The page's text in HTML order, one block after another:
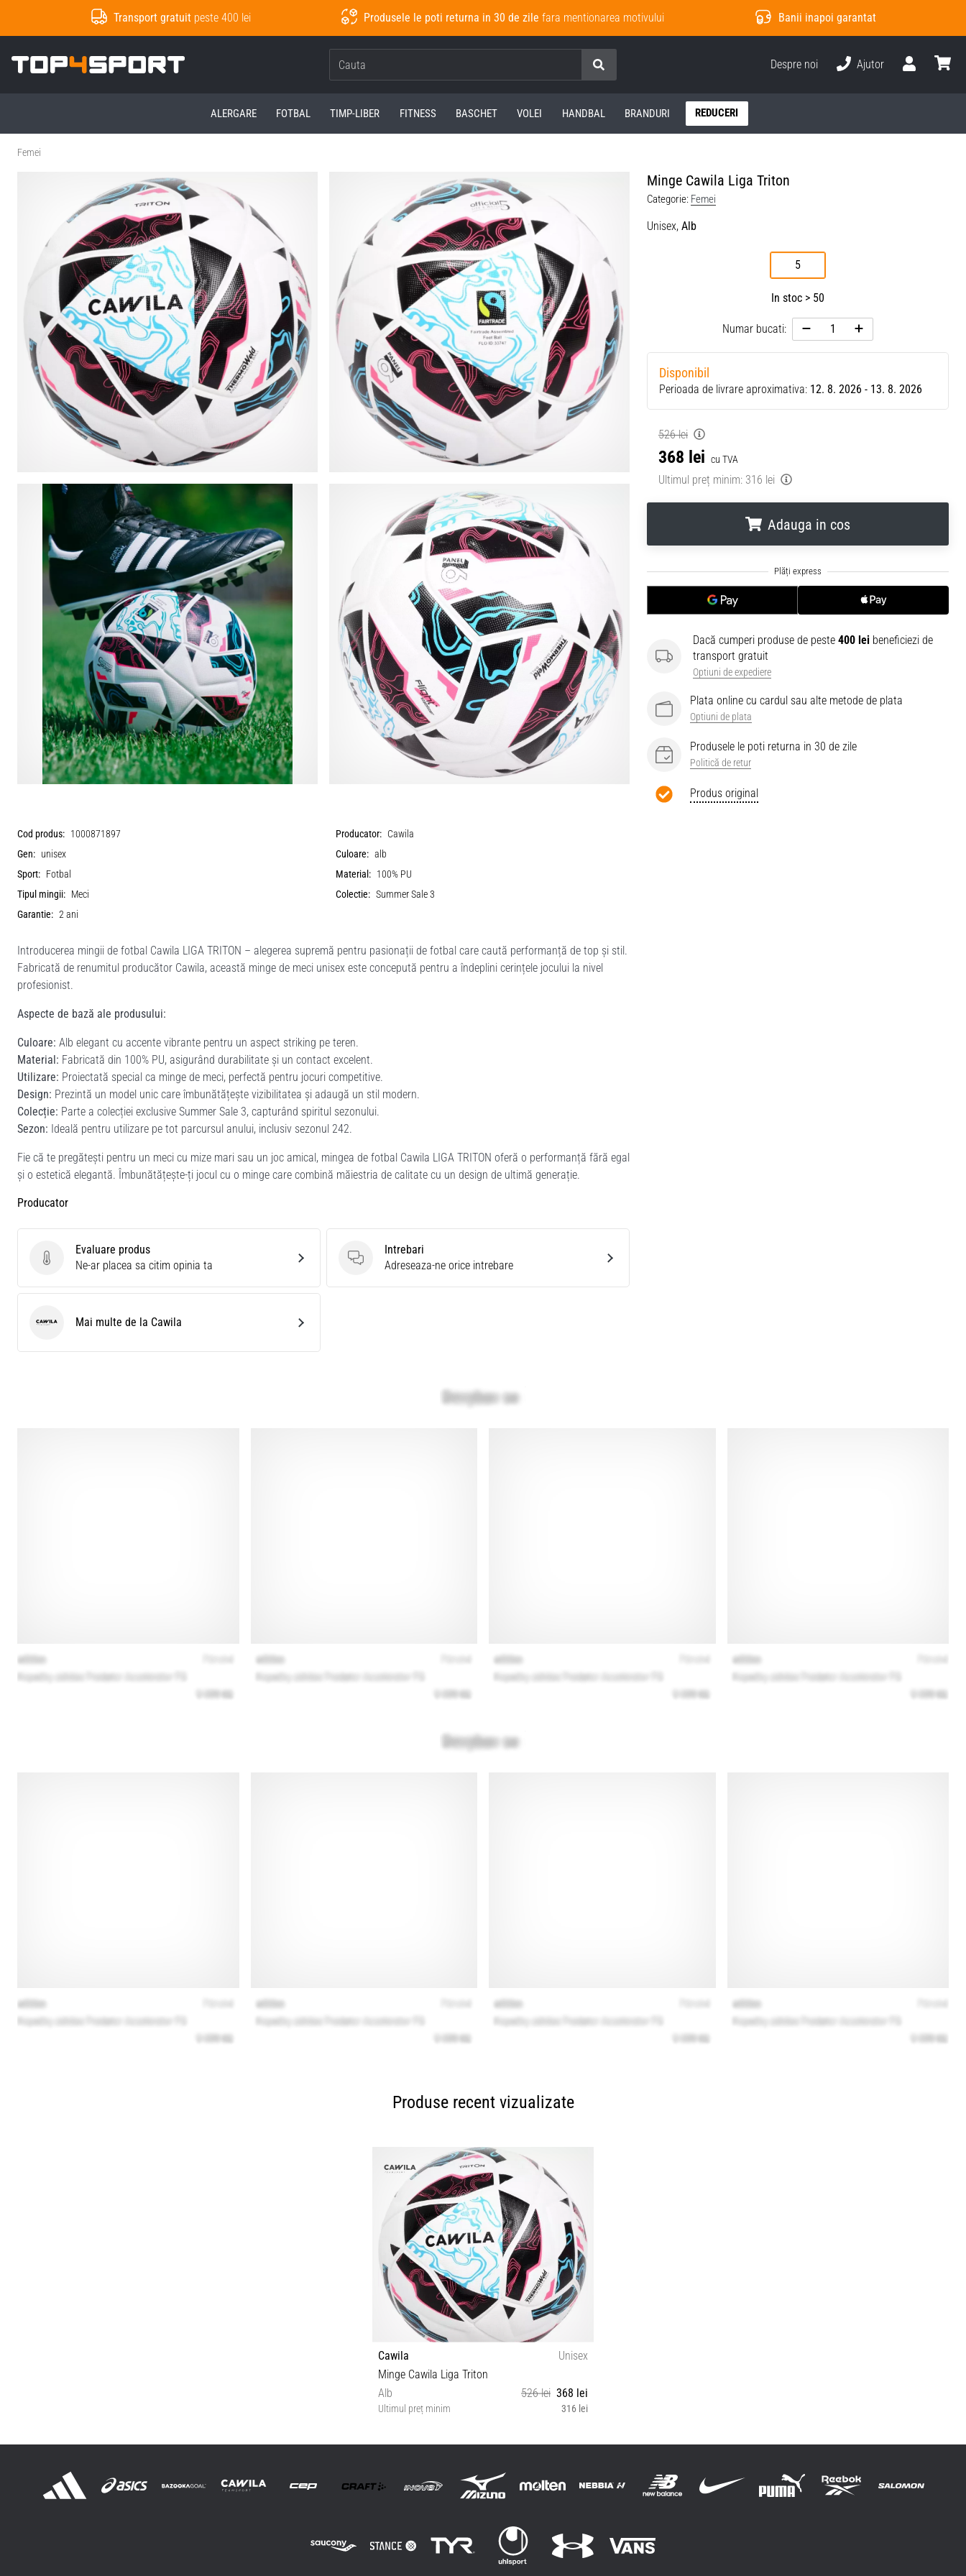
Transport gratuitpeste 400 lei Produsele le poti returna in 30 de zile fara mentionarea motivului Banii inapoi garantat
Top4Sport.ro
Cauta
Despre noi
Ajutor
ALERGARE FOTBAL TIMP-LIBER FITNESS BASCHET VOLEI HANDBAL BRANDURI REDUCERI
Femei
Minge Cawila Liga Triton
Categorie: Femei
Unisex, Alb
5
In stoc > 50
Numar bucati:
Disponibil
Perioada de livrare aproximativa: 12. 8. 2026 - 13. 8. 2026
526 lei
368 lei cu TVA
Ultimul preț minim: 316 lei
Adauga in cos
Dacă cumperi produse de peste 400 lei beneficiezi de
transport gratuit
Optiuni de expediere
Plata online cu cardul sau alte metode de plata
Optiuni de plata
Produsele le poti returna in 30 de zile
Politică de retur
Produs original
Cod produs: 1000871897 Producator: Cawila
Gen: unisex Culoare: alb
Sport: Fotbal Material: 100% PU
Tipul mingii: Meci Colectie: Summer Sale 3
Garantie: 2 ani
Introducerea mingii de fotbal Cawila LIGA TRITON – alegerea supremă pentru pasionații de fotbal care caută performanță de top și stil.
Fabricată de renumitul producător Cawila, această minge de meci unisex este concepută pentru a îndeplini cerințele jocului la nivel
profesionist.
Aspecte de bază ale produsului:
Culoare: Alb elegant cu accente vibrante pentru un aspect striking pe teren.
Material: Fabricată din 100% PU, asigurând durabilitate și un contact excelent.
Utilizare: Proiectată special ca minge de meci, perfectă pentru jocuri competitive.
Design: Prezintă un model unic care îmbunătățește vizibilitatea și adaugă un stil modern.
Colecție: Parte a colecției exclusive Summer Sale 3, capturând spiritul sezonului.
Sezon: Ideală pentru utilizare pe tot parcursul anului, inclusiv sezonul 242.
Fie că te pregătești pentru un meci cu mize mari sau un joc amical, mingea de fotbal Cawila LIGA TRITON oferă o performanță fără egal
și o estetică elegantă. Îmbunătățește-ți jocul cu o minge care combină măiestria de calitate cu un design de ultimă generație.
Producator
Evaluare produs
Evaluare produs
Ne-ar placea sa citim opinia ta
Intrebari
Intrebari
Adreseaza-ne orice intrebare
Cawila Mai multe de la Cawila
Produse recent vizualizate
Cawila
Unisex
Minge Cawila Liga Triton
Alb
526 lei 368 lei
Ultimul preț minim 316 lei
5